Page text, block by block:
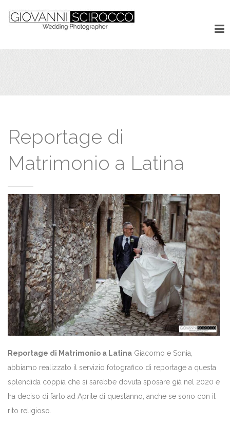
Reportage di
Matrimonio a Latina
Reportage di Matrimonio a Latina Giacomo e Sonia,
abbiamo realizzato il servizio fotografico di reportage a questa
splendida coppia che si sarebbe dovuta sposare già nel 2020 e
ha deciso di farlo ad Aprile di quest’anno, anche se sono con il
rito religioso.